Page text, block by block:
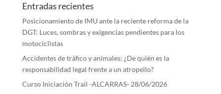
Entradas recientes
Posicionamiento de IMU ante la reciente reforma de la
DGT: Luces, sombras y exigencias pendientes para los
motociclistas
Accidentes de tráfico y animales: ¿De quién es la
responsabilidad legal frente a un atropello?
Curso Iniciación Trail -ALCARRAS- 28/06/2026